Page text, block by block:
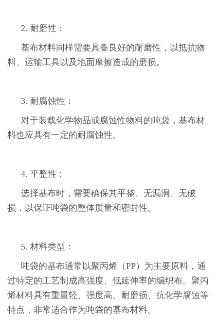
2. 耐磨性：
基布材料同样需要具备良好的耐磨性，以抵抗物
料、运输工具以及地面摩擦造成的磨损。
3. 耐腐蚀性：
对于装载化学物品或腐蚀性物料的吨袋，基布材
料也应具有一定的耐腐蚀性。
4. 平整性：
选择基布时，需要确保其平整、无漏洞、无破
损，以保证吨袋的整体质量和密封性。
5. 材料类型：
吨袋的基布通常以聚丙烯（PP）为主要原料，通
过特定的工艺制成高强度、低延伸率的编织布。聚丙
烯材料具有重量轻、强度高、耐磨损、抗化学腐蚀等
特点，非常适合作为吨袋的基布材料。